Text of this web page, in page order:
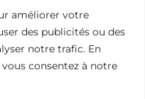
améliorer votre
des publicités ou des
notre trafic. En
consentez à notre